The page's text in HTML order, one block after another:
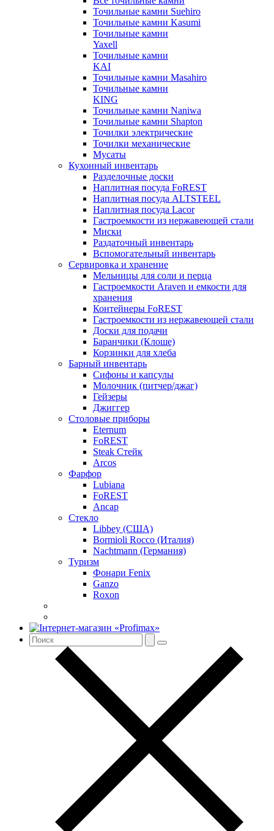
Точильные камни Suehiro
Точильные камни Kasumi
Точильные камни
Yaxell
Точильные камни
KAI
Точильные камни Masahiro
Точильные камни
KING
Точильные камни Naniwa
Точильные камни Shapton
Точилки электрические
Точилки механические
Мусаты
Кухонный инвентарь
Разделочные доски
Наплитная посуда FoREST
Наплитная посуда ALTSTEEL
Наплитная посуда Lacor
Гастроемкости из нержавеющей стали
Миски
Раздаточный инвентарь
Вспомогательный инвентарь
Сервировка и хранение
Мельницы для соли и перца
Гастроемкости Araven и емкости для
хранения
Контейнеры FoREST
Гастроемкости из нержавеющей стали
Доски для подачи
Баранчики (Клоше)
Корзинки для хлеба
Барный инвентарь
Сифоны и капсулы
Молочник (питчер/джаг)
Гейзеры
Джиггер
Столовые приборы
Eternum
FoREST
Steak Стейк
Arcos
Фарфор
Lubiana
FoREST
Ancap
Стекло
Libbey (США)
Bormioli Rocco (Италия)
Nachtmann (Германия)
Туризм
Фонари Fenix
Ganzo
Roxon